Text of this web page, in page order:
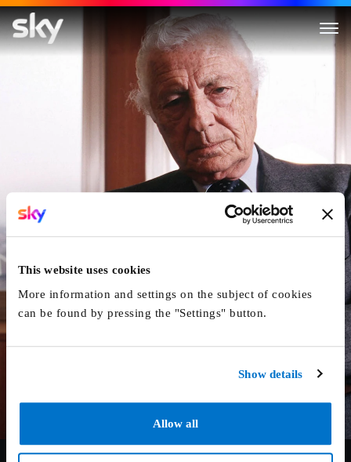
This website uses cookies
More information and settings on the subject of cookies
can be found by pressing the "Settings" button.
Show details
Allow all
Agnelli
7.5/10 2017 104 min Doku